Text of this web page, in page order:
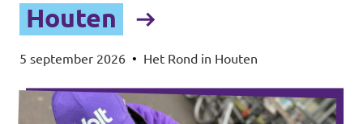
Houten
5 september 2026 • Het Rond in Houten